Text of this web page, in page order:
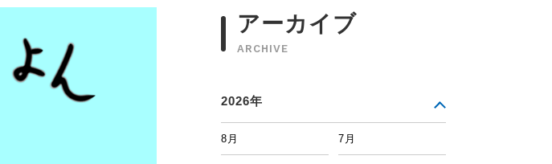
アーカイブ
ARCHIVE
2026年
8月 7月